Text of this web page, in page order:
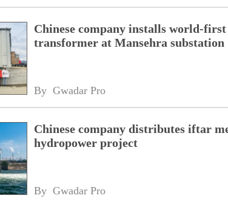
Chinese company installs world-
transformer at Mansehra substation
By Gwadar Pro
Chinese company distributes iftar
hydropower project
By Gwadar Pro